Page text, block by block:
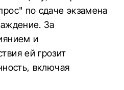
по сдаче экзамена
За
и
ей грозит
включая